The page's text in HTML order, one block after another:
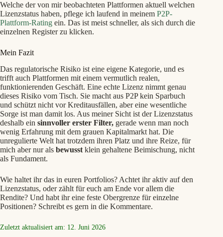
Welche der von mir beobachteten Plattformen aktuell welchen
Lizenzstatus haben, pflege ich laufend in meinem P2P-
Plattform-Rating ein. Das ist meist schneller, als sich durch die
einzelnen Register zu klicken.
Mein Fazit
Das regulatorische Risiko ist eine eigene Kategorie, und es
trifft auch Plattformen mit einem vermutlich realen,
funktionierenden Geschäft. Eine echte Lizenz nimmt genau
dieses Risiko vom Tisch. Sie macht aus P2P kein Sparbuch
und schützt nicht vor Kreditausfällen, aber eine wesentliche
Sorge ist man damit los. Aus meiner Sicht ist der Lizenzstatus
deshalb ein sinnvoller erster Filter, gerade wenn man noch
wenig Erfahrung mit dem grauen Kapitalmarkt hat. Die
unregulierte Welt hat trotzdem ihren Platz und ihre Reize, für
mich aber nur als bewusst klein gehaltene Beimischung, nicht
als Fundament.
Wie haltet ihr das in euren Portfolios? Achtet ihr aktiv auf den
Lizenzstatus, oder zählt für euch am Ende vor allem die
Rendite? Und habt ihr eine feste Obergrenze für einzelne
Positionen? Schreibt es gern in die Kommentare.
Zuletzt aktualisiert am: 12. Juni 2026